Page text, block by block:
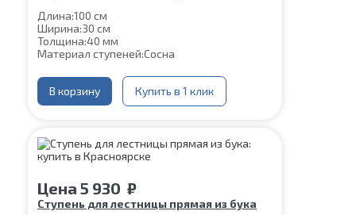
Длина:100 см
Ширина:30 см
Толщина:40 мм
Материал ступеней:Сосна
В корзину Купить в 1 клик
Цена 5 930 ₽
Ступень для лестницы прямая из бука